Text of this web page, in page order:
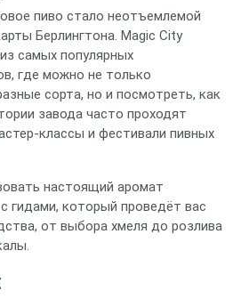
пиво стало неотъемлемой
Берлингтона. Magic City
самых популярных
где можно не только
сорта, но и посмотреть, как
завода часто проходят
и фестивали пивных
настоящий аромат
гидами, который проведёт вас
от выбора хмеля до розлива